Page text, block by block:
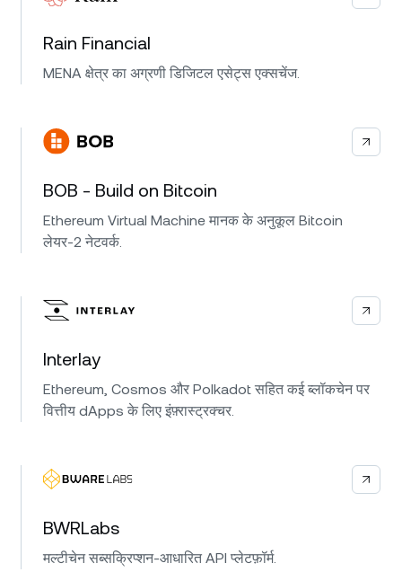
Rain Financial
MENA क्षेत्र का अग्रणी डिजिटल एसेट्स एक्सचेंज.
BOB - Build on Bitcoin
Ethereum Virtual Machine मानक के अनुकूल Bitcoin
लेयर-2 नेटवर्क.
Interlay
Ethereum, Cosmos और Polkadot सहित कई ब्लॉकचेन पर
वित्तीय dApps के लिए इंफ़्रास्ट्रक्चर.
BWRLabs
मल्टीचेन सब्सक्रिप्शन-आधारित API प्लेटफ़ॉर्म.